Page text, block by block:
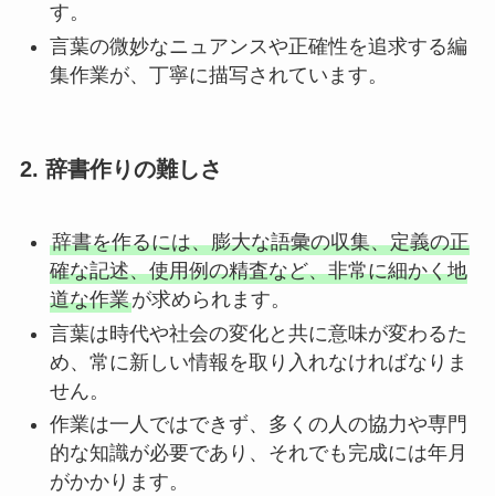
す。
言葉の微妙なニュアンスや正確性を追求する編
集作業が、丁寧に描写されています。
2. 辞書作りの難しさ
辞書を作るには、膨大な語彙の収集、定義の正
確な記述、使用例の精査など、非常に細かく地
道な作業が求められます。
言葉は時代や社会の変化と共に意味が変わるた
め、常に新しい情報を取り入れなければなりま
せん。
作業は一人ではできず、多くの人の協力や専門
的な知識が必要であり、それでも完成には年月
がかかります。